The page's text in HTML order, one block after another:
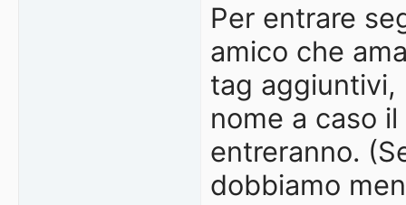
Per entrare
amico che
tag aggiuntivi,
nome a caso
entreranno.
dobbiamo